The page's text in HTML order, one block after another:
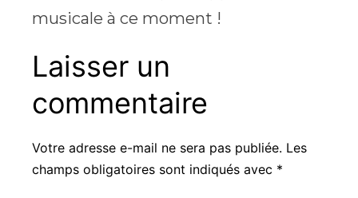
musicale à ce moment !
Laisser un
commentaire
Votre adresse e-mail ne sera pas publiée. Les
champs obligatoires sont indiqués avec *